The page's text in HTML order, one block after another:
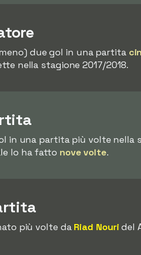
due gol in una partita
nella stagione 2017/2018.
in una partita più volte nella
lo ha fatto nove volte.
più volte da Riad Nouri del